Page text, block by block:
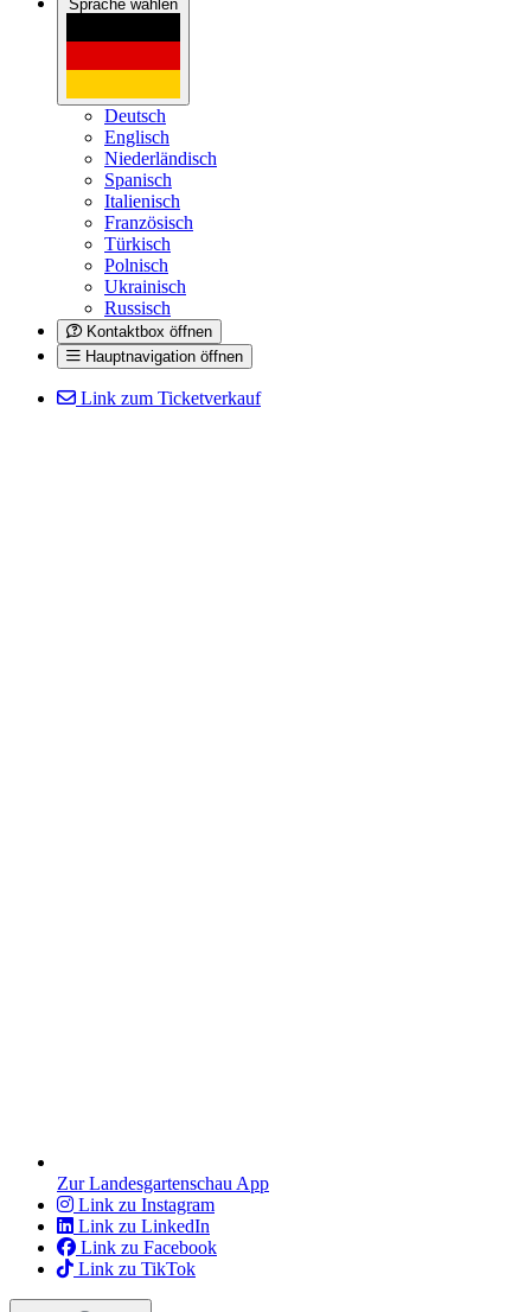
Sprache wählen
Deutsch
Englisch
Niederländisch
Spanisch
Italienisch
Französisch
Türkisch
Polnisch
Ukrainisch
Russisch
Kontaktbox öffnen
Hauptnavigation öffnen
Link zum Ticketverkauf
Zur Landesgartenschau App
Link zu Instagram
Link zu LinkedIn
Link zu Facebook
Link zu TikTok